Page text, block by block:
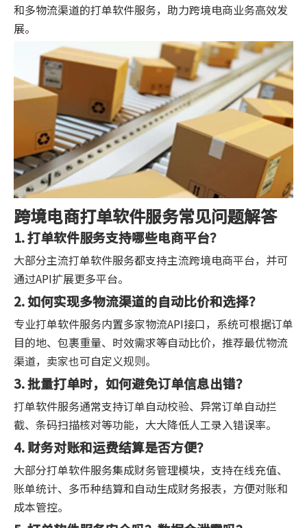
和多物流渠道的打单软件服务，助力跨境电商业务高效发
展。
跨境电商打单软件服务常见问题解答
1. 打单软件服务支持哪些电商平台？
大部分主流打单软件服务都支持主流跨境电商平台，并可
通过API扩展更多平台。
2. 如何实现多物流渠道的自动比价和选择？
专业打单软件服务内置多家物流API接口，系统可根据订单
目的地、包裹重量、时效需求等自动比价，推荐最优物流
渠道，卖家也可自定义规则。
3. 批量打单时，如何避免订单信息出错？
打单软件服务通常支持订单自动校验、异常订单自动拦
截、条码扫描核对等功能，大大降低人工录入错误率。
4. 财务对账和运费结算是否方便？
大部分打单软件服务集成财务管理模块，支持在线充值、
账单统计、多币种结算和自动生成财务报表，方便对账和
成本管控。